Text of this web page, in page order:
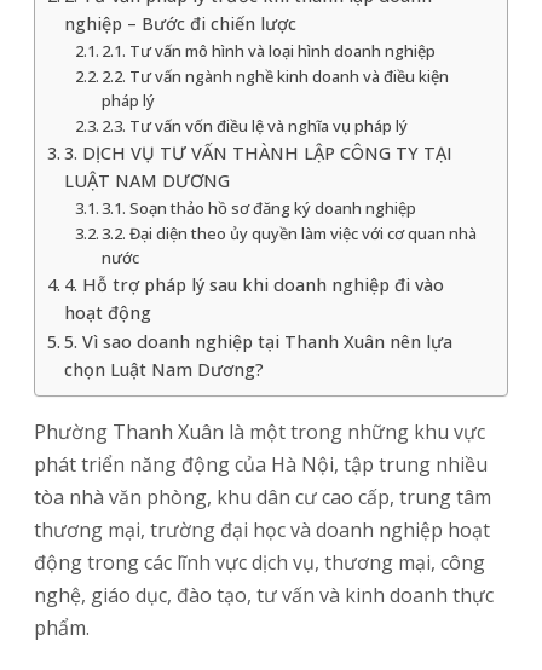
nghiệp – Bước đi chiến lược
2.1. Tư vấn mô hình và loại hình doanh nghiệp
2.2. Tư vấn ngành nghề kinh doanh và điều kiện
pháp lý
2.3. Tư vấn vốn điều lệ và nghĩa vụ pháp lý
3. DỊCH VỤ TƯ VẤN THÀNH LẬP CÔNG TY TẠI
LUẬT NAM DƯƠNG
3.1. Soạn thảo hồ sơ đăng ký doanh nghiệp
3.2. Đại diện theo ủy quyền làm việc với cơ quan nhà
nước
4. Hỗ trợ pháp lý sau khi doanh nghiệp đi vào
hoạt động
5. Vì sao doanh nghiệp tại Thanh Xuân nên lựa
chọn Luật Nam Dương?
Phường Thanh Xuân là một trong những khu vực
phát triển năng động của Hà Nội, tập trung nhiều
tòa nhà văn phòng, khu dân cư cao cấp, trung tâm
thương mại, trường đại học và doanh nghiệp hoạt
động trong các lĩnh vực dịch vụ, thương mại, công
nghệ, giáo dục, đào tạo, tư vấn và kinh doanh thực
phẩm.